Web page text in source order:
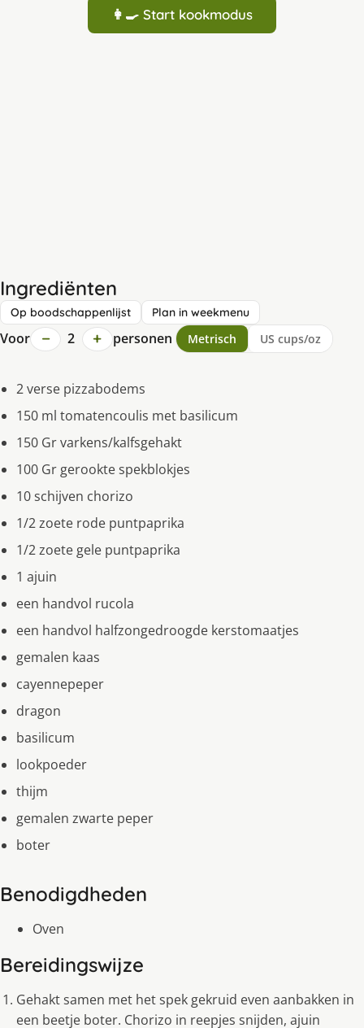
👩‍🍳 Start kookmodus
Ingrediënten
Op boodschappenlijst Plan in weekmenu
Voor − 2 + personen Metrisch US cups/oz
2 verse pizzabodems
150 ml tomatencoulis met basilicum
150 Gr varkens/kalfsgehakt
100 Gr gerookte spekblokjes
10 schijven chorizo
1/2 zoete rode puntpaprika
1/2 zoete gele puntpaprika
1 ajuin
een handvol rucola
een handvol halfzongedroogde kerstomaatjes
gemalen kaas
cayennepeper
dragon
basilicum
lookpoeder
thijm
gemalen zwarte peper
boter
Benodigdheden
Oven
Bereidingswijze
Gehakt samen met het spek gekruid even aanbakken in
een beetje boter. Chorizo in reepjes snijden, ajuin